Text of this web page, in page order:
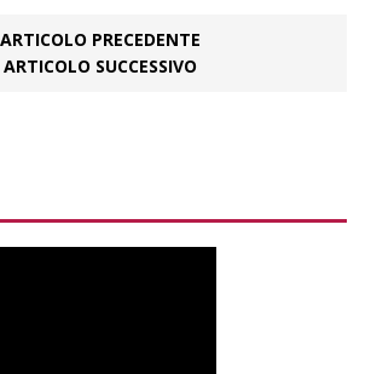
ARTICOLO PRECEDENTE
ARTICOLO SUCCESSIVO